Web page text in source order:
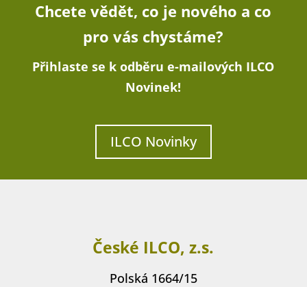
Chcete vědět, co je nového a co
pro vás chystáme?
Přihlaste se k odběru e-mailových ILCO
Novinek!
ILCO Novinky
České ILCO, z.s.
Polská 1664/15